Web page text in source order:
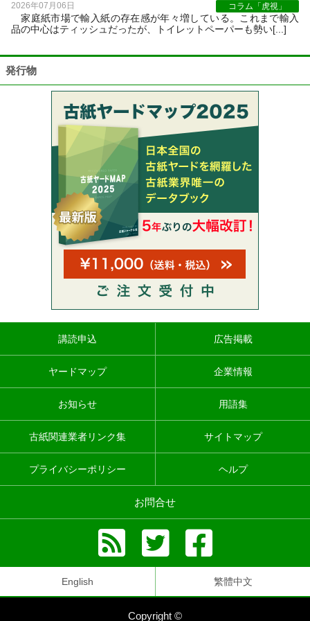
2026年07月06日 コラム「虎視」
家庭紙市場で輸入紙の存在感が年々増している。これまで輸入
品の中心はティッシュだったが、トイレットペーパーも勢い[...]
発行物
講読申込 広告掲載
ヤードマップ 企業情報
お知らせ 用語集
古紙関連業者リンク集 サイトマップ
プライバシーポリシー ヘルプ
お問合せ
English 繁體中文
Copyright ©